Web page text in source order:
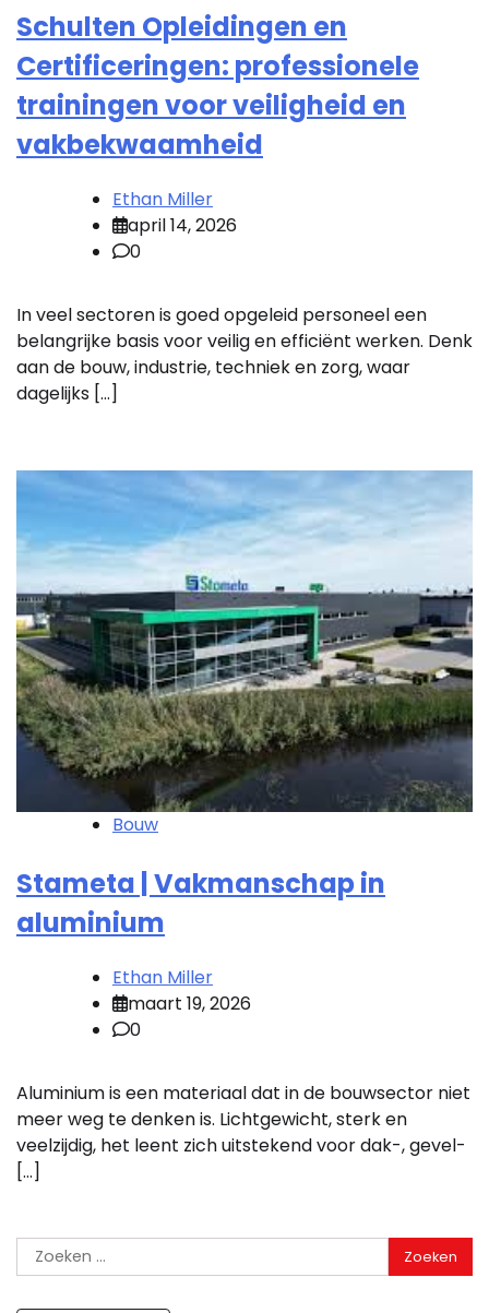
Schulten Opleidingen en
Certificeringen: professionele
trainingen voor veiligheid en
vakbekwaamheid
Ethan Miller
april 14, 2026
0
In veel sectoren is goed opgeleid personeel een
belangrijke basis voor veilig en efficiënt werken. Denk
aan de bouw, industrie, techniek en zorg, waar
dagelijks […]
Bouw
Stameta | Vakmanschap in
aluminium
Ethan Miller
maart 19, 2026
0
Aluminium is een materiaal dat in de bouwsector niet
meer weg te denken is. Lichtgewicht, sterk en
veelzijdig, het leent zich uitstekend voor dak-, gevel-
[…]
Zoeken
naar: